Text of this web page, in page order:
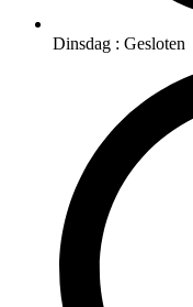
Dinsdag : Gesloten